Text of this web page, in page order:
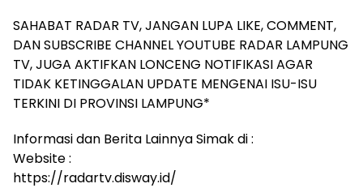
SAHABAT RADAR TV, JANGAN LUPA LIKE, COMMENT,
DAN SUBSCRIBE CHANNEL YOUTUBE RADAR LAMPUNG
TV, JUGA AKTIFKAN LONCENG NOTIFIKASI AGAR
TIDAK KETINGGALAN UPDATE MENGENAI ISU-ISU
TERKINI DI PROVINSI LAMPUNG*
Informasi dan Berita Lainnya Simak di :
Website :
https://radartv.disway.id/